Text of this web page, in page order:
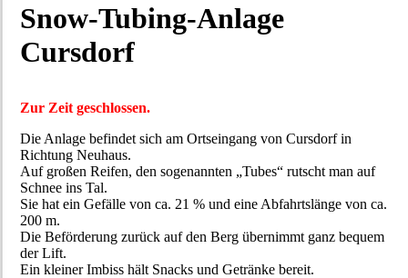
Snow-Tubing-Anlage
Cursdorf
Zur Zeit geschlossen.
Die Anlage befindet sich am Ortseingang von Cursdorf in
Richtung Neuhaus.
Auf großen Reifen, den sogenannten „Tubes“ rutscht man auf
Schnee ins Tal.
Sie hat ein Gefälle von ca. 21 % und eine Abfahrtslänge von ca.
200 m.
Die Beförderung zurück auf den Berg übernimmt ganz bequem
der Lift.
Ein kleiner Imbiss hält Snacks und Getränke bereit.